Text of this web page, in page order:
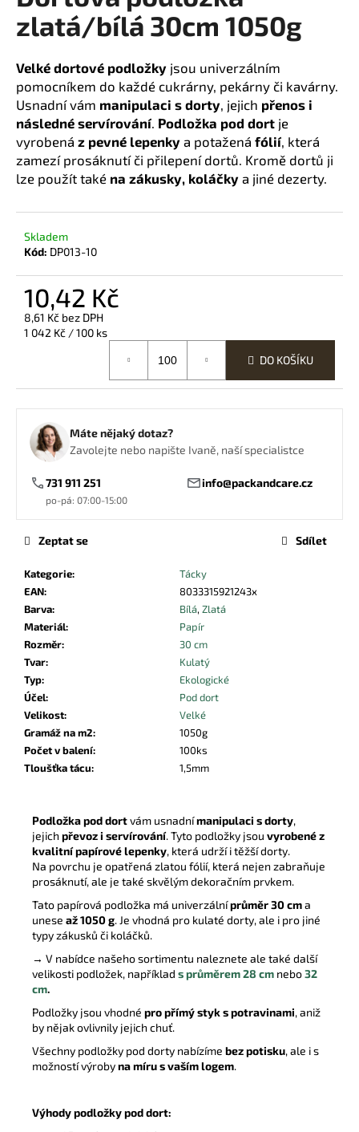
Podložka pod dortvám usnadnímanipulaci s dorty,
jejich převoz i servírování. Tyto podložky jsou vyrobené z
kvalitní papírové lepenky, která udrží i těžší dorty.
Na povrchu je opatřená zlatou fólií, která nejen zabraňuje
prosáknutí, ale je také skvělým dekoračním prvkem.
Tato papírová podložka má univerzálníprůměr 30 cma
unese až 1050 g. Je vhodná pro kulaté dorty, ale i pro jiné
typy zákusků či koláčků.
→ V nabídce našeho sortimentu naleznete ale také další
velikosti podložek, například s průměrem28 cm nebo32
cm.
Podložky jsou vhodné pro přímý styk s potravinami, aniž
by nějak ovlivnily jejich chuť.
Všechny podložky pod dorty nabízíme bez potisku, ale i s
možností výrobyna míru s vaším logem.
Výhody podložky pod dort:
zlatá/bílá 30cm 1050g
Velké dortové podložky jsou univerzálním
pomocníkem do každé cukrárny, pekárny či kavárny.
Usnadní vám manipulaci s dorty , jejich přenos i
následné servírování. Podložka pod dort je
vyrobená z pevné lepenky a potažená fólií, která
zamezí prosáknutí či přilepení dortů. Kromě dortů ji
lze použít také na zákusky, koláčky a jiné dezerty.
Skladem
Kód: DP013-10
10,42 Kč
8,61 Kč bez DPH
Měrná
1 042 Kč / 100 ks
DO KOŠÍKU
Máte nějaký dotaz?
Zavolejte nebo napište Ivaně, naší specialistce
731 911 251
po-pá: 07:00-15:00
info@packandcare.cz
Kategorie:
Tácky
EAN:
8033315921243x
Barva: Bílá, Zlatá
Materiál:
Papír
Rozměr:
30 cm
Tvar:
Kulatý
Typ:
Ekologické
Účel:
Pod dort
Velikost:
Velké
Gramáž na m2:
1050g
Počet v balení:
100ks
Tloušťka tácu: 1,5mm
Zeptat se Sdílet
a
j
í
t
?
HLEDAT
D
o
p
o
m
PAPÍROVÁ
HOT-
7,80
Kč